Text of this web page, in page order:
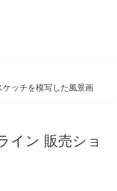
ッチを模写した風景画
イン 販売ショ